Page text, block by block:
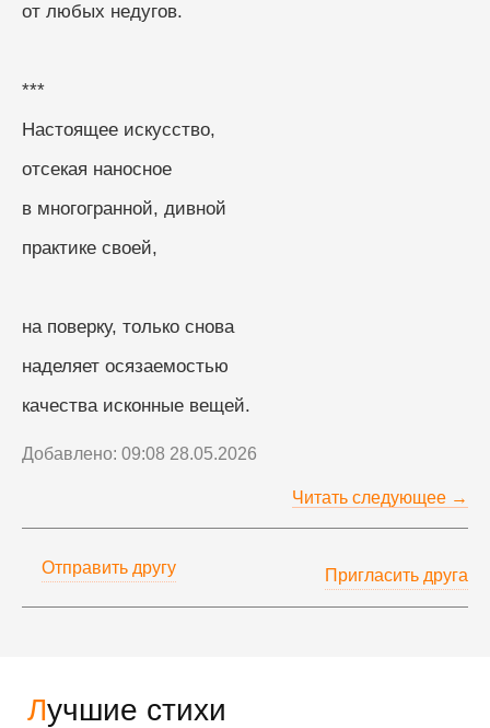
Лучшие стихи
от любых недугов.
***
Настоящее искусство,
отсекая наносное
в многогранной, дивной
практике своей,
на поверку, только снова
наделяет осязаемостью
качества исконные вещей.
Добавлено: 09:08 28.05.2026
Читать следующее →
Отправить другу Пригласить друга